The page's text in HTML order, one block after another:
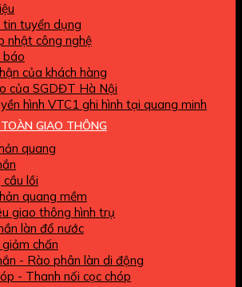
tin tuyển dụng
nhật công nghệ
báo
của khách hàng
của SGDĐT Hà Nội
hình VTC1 ghi hình tại quang minh
GIAO THÔNG
quang
cầu lồi
quang mềm
giao thông hình trụ
làn đổ nước
chấn
- Rào phân làn di động
- Thanh nối cọc chóp